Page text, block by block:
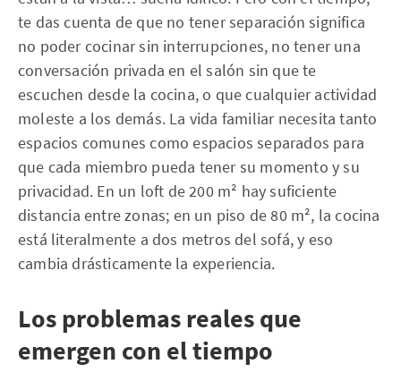
te das cuenta de que no tener separación significa
no poder cocinar sin interrupciones, no tener una
conversación privada en el salón sin que te
escuchen desde la cocina, o que cualquier actividad
moleste a los demás. La vida familiar necesita tanto
espacios comunes como espacios separados para
que cada miembro pueda tener su momento y su
privacidad. En un loft de 200 m² hay suficiente
distancia entre zonas; en un piso de 80 m², la cocina
está literalmente a dos metros del sofá, y eso
cambia drásticamente la experiencia.
Los problemas reales que
emergen con el tiempo